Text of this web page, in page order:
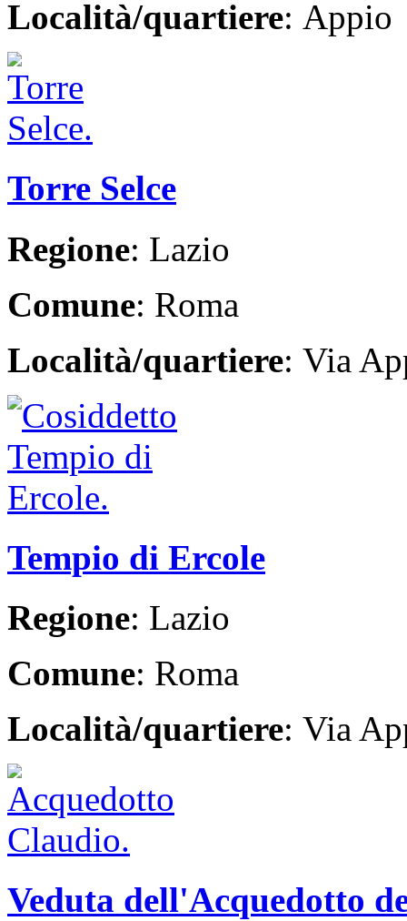
Località/quartiere: Appio
Torre Selce
Regione: Lazio
Comune: Roma
Località/quartiere: Via
Tempio di Ercole
Regione: Lazio
Comune: Roma
Località/quartiere: Via
Veduta dell'Acquedotto